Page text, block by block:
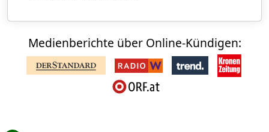
Medienberichte über Online-Kündigen: